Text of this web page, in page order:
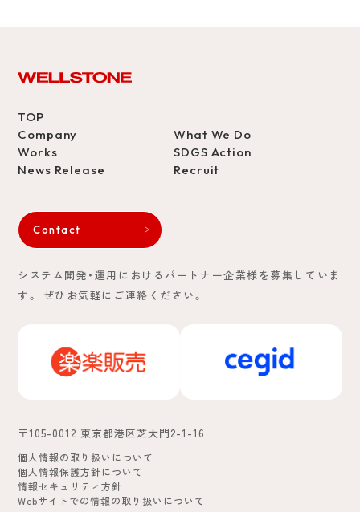
TOP
Company
What We Do
Works
SDGS Action
News Release
Recruit
Contact
システム開発・運用におけるパートナー企業様を募集していま
す。
ぜひお気軽にご連絡ください。
〒105-0012 東京都港区芝大門2-1-16
個人情報の取り扱いについて
個人情報保護方針について
情報セキュリティ方針
Webサイトでの情報の取り扱いについて